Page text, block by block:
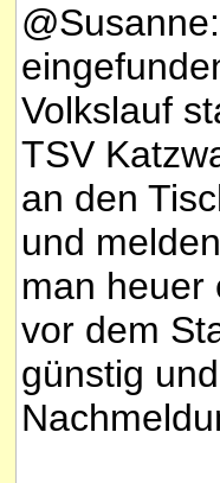
Volkslauf
TSV
an den
und
man heuer
vor dem
günstig